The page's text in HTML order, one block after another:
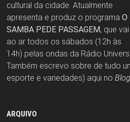
cultural da cidade. Atualmente
apresenta e produz o programa O
SAMBA PEDE PASSAGEM, que vai
ao ar todos os sábados (12h às
14h) pelas ondas da Rádio
Também escrevo sobre de tudo
esporte e variedades) aqui no
ARQUIVO